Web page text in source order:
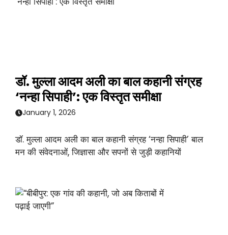
डॉ. मुल्ला आदम अली का बाल कहानी संग्रह
‘नन्हा सिपाही’: एक विस्तृत समीक्षा
January 1, 2026
डॉ. मुल्ला आदम अली का बाल कहानी संग्रह ‘नन्हा सिपाही’ बाल
मन की संवेदनाओं, जिज्ञासा और सपनों से जुड़ी कहानियों